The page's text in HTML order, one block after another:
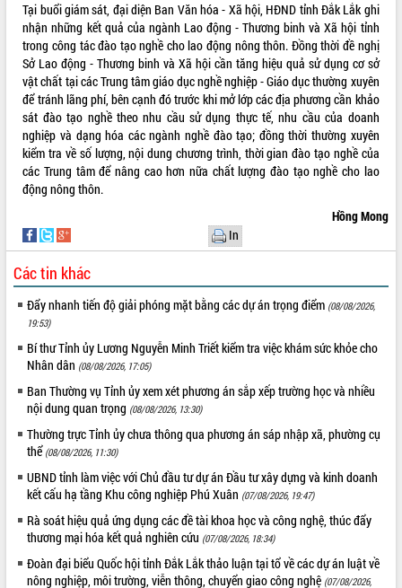
niệm 101 năm Ngày Báo chí Cách
mạng Việt Nam
Đắk Lắk sơ kết 4 năm triển khai thực
hiện Đề án 06 của Chính phủ
Họp báo thông tin về Hội nghị Công bố
Quy hoạch và Xúc tiến đầu tư tỉnh Đắk
Lắk
Khơi thông điểm nghẽn, đẩy nhanh
giải ngân vốn khắc phục thiên tai
HĐND tỉnh thông qua điều chỉnh Quy
Hội thảo góp ý hồ sơ điều chỉnh quy
hoạch tỉnh Đắk Lắk thời kỳ 2021-2030,
tầm nhìn đến năm 2050
Nâng cao hiệu quả hoạt động của các
doanh nghiệp nhà nước
Hội nghị triển khai kết nối mạng
truyền số liệu chuyên dùng phục vụ cơ
quan Đảng, Nhà nước
Lễ phát động chuỗi hoạt động chung
tay làm sạch môi trường
Xã Ea Kar bước chuyển mình trong
công tác cải cách hành chính mô hình
UBND tỉnh họp báo định kỳ tháng 4
Hội thảo khoa học “Giải pháp thúc đẩy
phát triển nền kinh tế xanh tại tỉnh
Đắk Lắk”
Tại buổi giám sát, đại diện Ban Văn hóa - Xã hội, HĐND tỉnh Đắk Lắk ghi
nhận những kết quả của ngành Lao động - Thương binh và Xã hội tỉnh
trong công tác đào tạo nghề cho lao động nông thôn. Đồng thời đề nghị
Sở Lao động - Thương binh và Xã hội cần tăng hiệu quả sử dụng cơ sở
vật chất tại các Trung tâm giáo dục nghề nghiệp - Giáo dục thường xuyên
để tránh lãng phí, bên cạnh đó trước khi mở lớp các địa phương cần khảo
sát đào tạo nghề theo nhu cầu sử dụng thực tế, nhu cầu của doanh
nghiệp và dạng hóa các ngành nghề đào tạo; đồng thời thường xuyên
kiểm tra về số lượng, nội dung chương trình, thời gian đào tạo nghề của
các Trung tâm để nâng cao hơn nữa chất lượng đào tạo nghề cho lao
động nông thôn.
Hồng Mong
In
Các tin khác
Đẩy nhanh tiến độ giải phóng mặt bằng các dự án trọng điểm (08/08/2026,
19:53)
Bí thư Tỉnh ủy Lương Nguyễn Minh Triết kiểm tra việc khám sức khỏe cho
Nhân dân (08/08/2026, 17:05)
Ban Thường vụ Tỉnh ủy xem xét phương án sắp xếp trường học và nhiều
nội dung quan trọng (08/08/2026, 13:30)
Thường trực Tỉnh ủy chưa thông qua phương án sáp nhập xã, phường cụ
thể (08/08/2026, 11:30)
UBND tỉnh làm việc với Chủ đầu tư dự án Đầu tư xây dựng và kinh doanh
kết cấu hạ tầng Khu công nghiệp Phú Xuân (07/08/2026, 19:47)
Rà soát hiệu quả ứng dụng các đề tài khoa học và công nghệ, thúc đẩy
thương mại hóa kết quả nghiên cứu (07/08/2026, 18:34)
Đoàn đại biểu Quốc hội tỉnh Đắk Lắk thảo luận tại tổ về các dự án luật về
nông nghiệp, môi trường, viễn thông, chuyển giao công nghệ (07/08/2026,